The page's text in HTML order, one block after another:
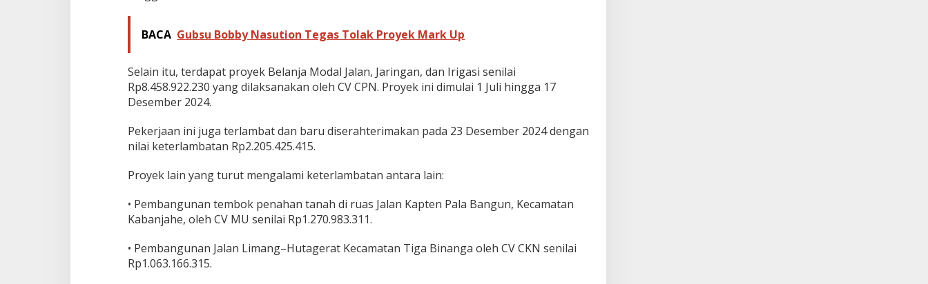
r
r
m
a
l
a
BACA Gubsu Bobby Nasution Tegas Tolak Proyek Mark Up
Selain itu, terdapat proyek Belanja Modal Jalan, Jaringan, dan Irigasi senilai
Rp8.458.922.230 yang dilaksanakan oleh CV CPN. Proyek ini dimulai 1 Juli hingga 17
Desember 2024.
Pekerjaan ini juga terlambat dan baru diserahterimakan pada 23 Desember 2024 dengan
nilai keterlambatan Rp2.205.425.415.
Proyek lain yang turut mengalami keterlambatan antara lain:
• Pembangunan tembok penahan tanah di ruas Jalan Kapten Pala Bangun, Kecamatan
Kabanjahe, oleh CV MU senilai Rp1.270.983.311.
• Pembangunan Jalan Limang–Hutagerat Kecamatan Tiga Binanga oleh CV CKN senilai
Rp1.063.166.315.